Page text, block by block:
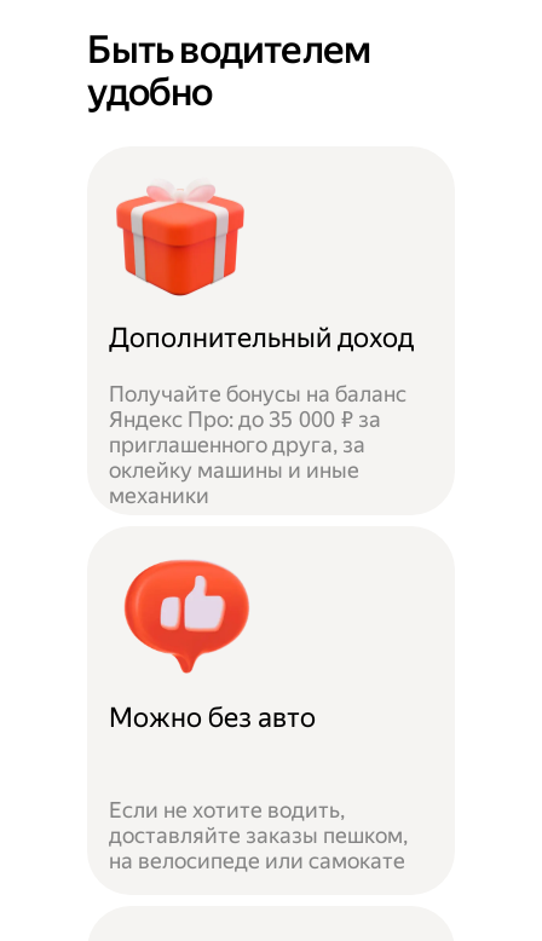
Быть водителем
удобно
Дополнительный доход
Получайте бонусы на баланс
Яндекс Про: до 35 000 ₽ за
приглашенного друга, за
оклейку машины и иные
механики
Можно без авто
Если не хотите водить,
доставляйте заказы пешком,
на велосипеде или самокате